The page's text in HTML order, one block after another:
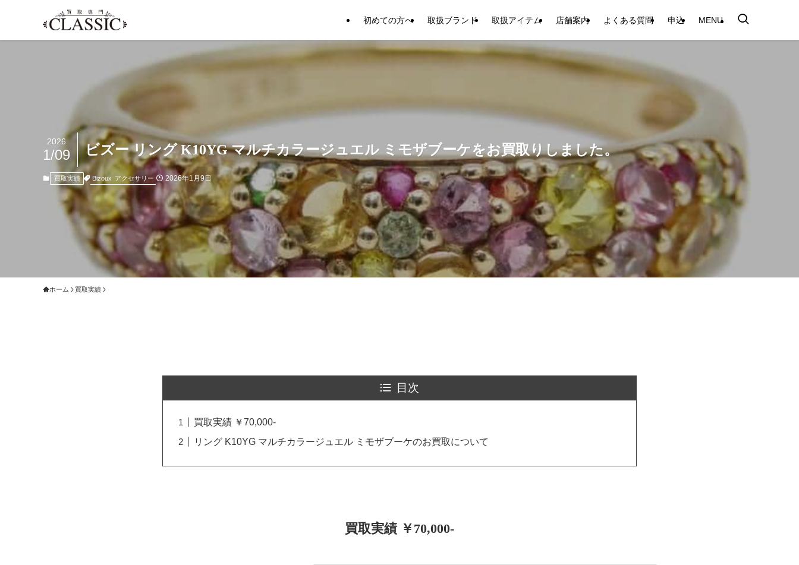
初めての方へ 取扱ブランド 取扱アイテム 店舗案内 よくある質問 申込 MENU
ビズー リング K10YG マルチカラージュエル ミモザブーケをお買取りしました。
2026
1/09
買取実績 Bizoux アクセサリー 2026年1月9日
ホーム 買取実績
目次
買取実績 ￥70,000-
リング K10YG マルチカラージュエル ミモザブーケのお買取について
買取実績 ￥70,000-